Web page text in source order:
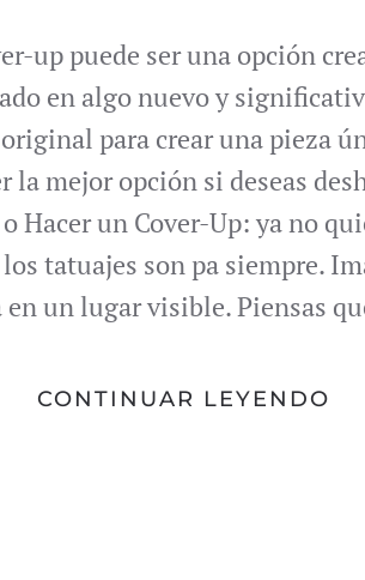
up puede ser una opción
en algo nuevo y
para crear una pieza
la mejor opción si deseas
Hacer un Cover-Up: ya no
tatuajes son pa siempre.
un lugar visible. Piensas
CONTINUAR LEYENDO